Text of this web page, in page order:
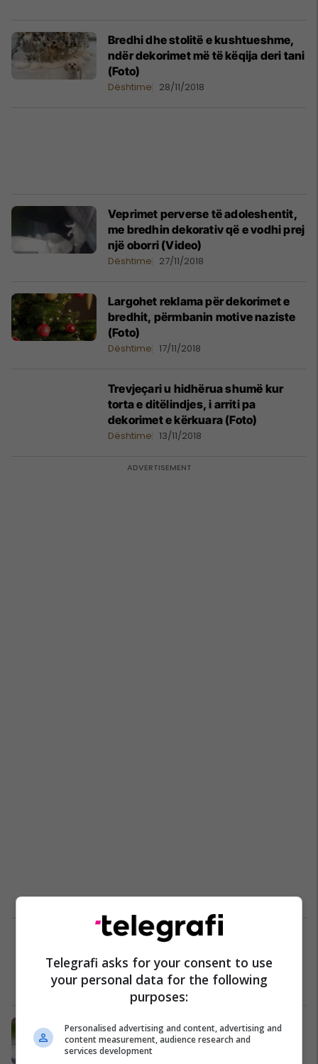
Bredhi dhe stolitë e kushtueshme,
ndër dekorimet më të këqija deri tani
(Foto)
Dështime 28/11/2018
Veprimet perverse të adoleshentit,
me bredhin dekorativ që e vodhi prej
një oborri (Video)
Dështime 27/11/2018
Largohet reklama për dekorimet e
bredhit, përmbanin motive naziste
(Foto)
Dështime 17/11/2018
Trevjeçari u hidhërua shumë kur
torta e ditëlindjes, i arriti pa
dekorimet e kërkuara (Foto)
Dështime 13/11/2018
Halloween po afron, dhjetë shtëpitë
frikshme (Foto)
Fun Lajme 26/10/2018
Pakot me dekorimet e thyeshme,
postieri i gjuajti shkallëve qëllimisht
(Video)
Telegrafi asks for your consent to use
your personal data for the following
purposes:
Personalised advertising and content, advertising and
content measurement, audience research and
services development